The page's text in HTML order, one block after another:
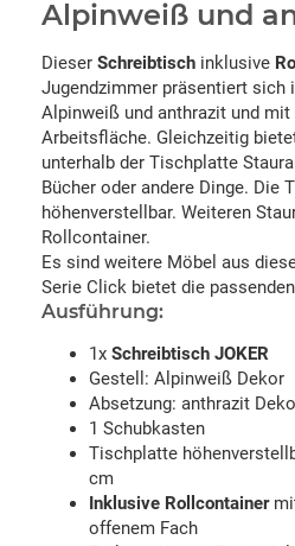
Alpinweiß und
Dieser Schreibtisch inklusive
Jugendzimmer präsentiert sich
Alpinweiß und anthrazit und
Arbeitsfläche. Gleichzeitig
unterhalb der Tischplatte
Bücher oder andere Dinge. Die
höhenverstellbar. Weiteren
Rollcontainer.
Es sind weitere Möbel aus
Serie Click bietet die
Ausführung:
1x Schreibtisch JOKER
Gestell: Alpinweiß Dekor
Absetzung: anthrazit
1 Schubkasten
Tischplatte
cm
Inklusive Rollcontainer
offenem Fach